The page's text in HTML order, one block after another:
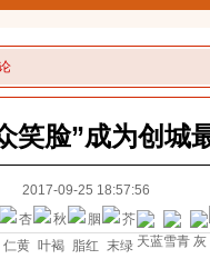
笑脸”成为创城
2017-09-25 18:57:56